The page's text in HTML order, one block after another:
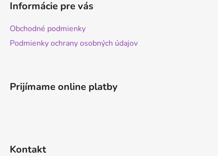
Informácie pre vás
Obchodné podmienky
Podmienky ochrany osobných údajov
Prijímame online platby
Kontakt